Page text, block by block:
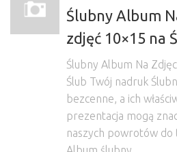
Ślubny Album
zdjęć 10×15 na
Ślubny Album Na
Ślub Twój nadruk
bezcenne, a ich
prezentacja mogą
naszych powrotów do